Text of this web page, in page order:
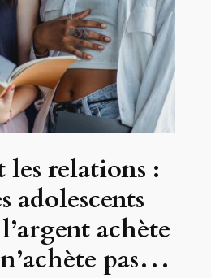
les relations :
adolescents
achète
pas…